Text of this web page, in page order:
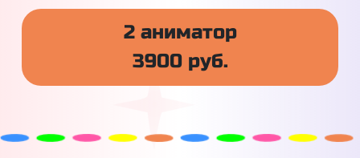
2 аниматор
3900 руб.